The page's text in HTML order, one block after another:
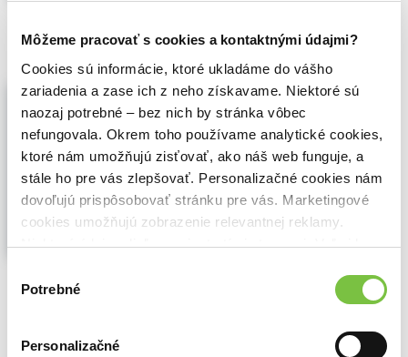
Môžeme pracovať s cookies a kontaktnými údajmi?
Cookies sú informácie, ktoré ukladáme do vášho
zariadenia a zase ich z neho získavame. Niektoré sú
naozaj potrebné – bez nich by stránka vôbec
nefungovala. Okrem toho používame analytické cookies,
ktoré nám umožňujú zisťovať, ako náš web funguje, a
stále ho pre vás zlepšovať. Personalizačné cookies nám
dovoľujú prispôsobovať stránku pre vás. Marketingové
cookies umožňujú zobrazenie relevantnej reklamy.
Niektoré údaje zdieľame aj s tretími stranami. Veľmi by
cookies.
súhlasu
Potrebné
Personalizačné
Metalanguage
Adam Jaworski,(2004)
Metalanguage brings together new,
original contributions on people's
knowledge about language and
representations of language, e.g.,
representations of dialects, styles,
utterances, stances and goals in relation
to sociolinguistic theory,...Zobraziť viac